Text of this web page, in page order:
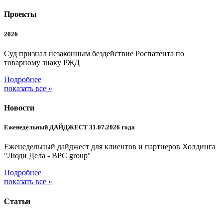
Проекты
2026
Суд признал незаконным бездействие Роспатента по
товарному знаку РЖД
Подробнее
показать все »
Новости
Еженедельный ДАЙДЖЕСТ 31.07.2026 года
Еженедельный дайджест для клиентов и партнеров Холдинга
"Люди Дела - BPC group"
Подробнее
показать все »
Статьи